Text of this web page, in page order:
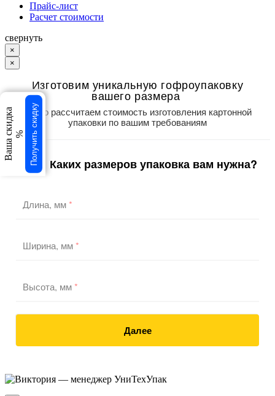
Прайс-лист
Расчет стоимости
свернуть
×
×
Изготовим уникальную гофроупаковку
вашего размера
Точно рассчитаем стоимость изготовления картонной
упаковки по вашим требованиям
/3 Каких размеров упаковка вам нужна?
Длина, мм*
Ширина, мм*
Высота, мм*
Далее
Ваша скидка % Получить скидку